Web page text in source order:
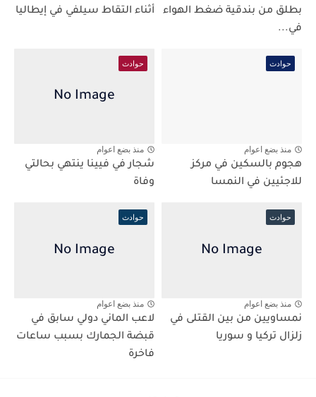
بطلق من بندقية ضغط الهواء
في...
أثناء التقاط سيلفي في إيطاليا
حوادث
منذ بضع اعوام
هجوم بالسكين في مركز
للاجئيين في النمسا
حوادث
منذ بضع اعوام
شجار في فيينا ينتهي بحالتي
وفاة
حوادث
منذ بضع اعوام
نمساويين من بين القتلى في
زلزال تركيا و سوريا
حوادث
منذ بضع اعوام
لاعب الماني دولي سابق في
قبضة الجمارك بسبب ساعات
فاخرة